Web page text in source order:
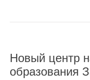
Новый центр
образования